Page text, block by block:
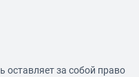
оставляет за собой право